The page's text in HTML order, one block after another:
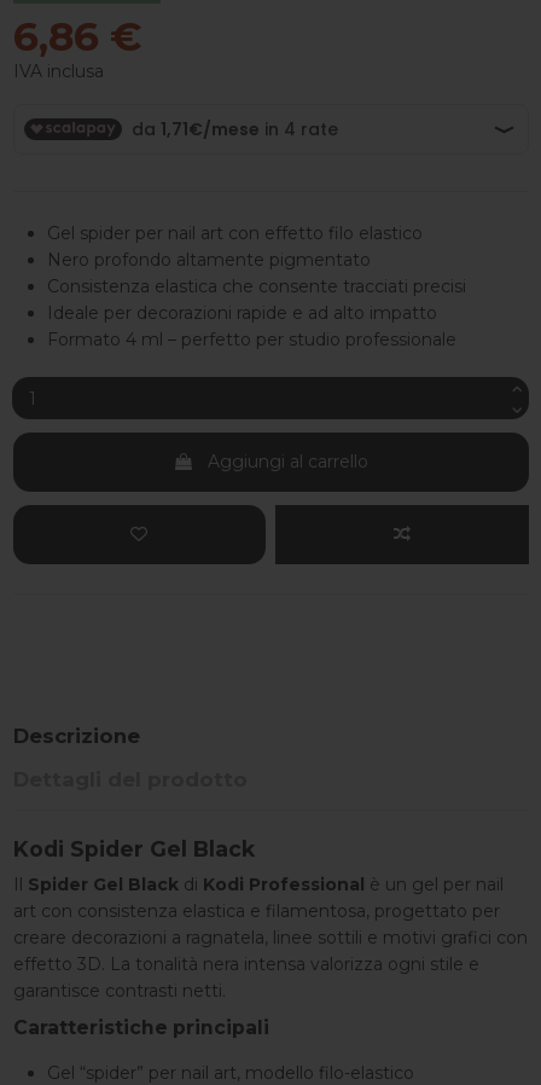
6,86 €
IVA inclusa
Gel spider per nail art con effetto filo elastico
Nero profondo altamente pigmentato
Consistenza elastica che consente tracciati precisi
Ideale per decorazioni rapide e ad alto impatto
Formato 4 ml – perfetto per studio professionale
Aggiungi al carrello
Descrizione
Kodi Spider Gel Black
Il Spider Gel Blackdi Kodi Professional è un gel per nail
art con consistenza elastica e filamentosa, progettato per
creare decorazioni a ragnatela, linee sottili e motivi grafici con
effetto 3D. La tonalità nera intensa valorizza ogni stile e
garantisce contrasti netti.
Caratteristiche principali
Gel “spider” per nail art, modello filo-elastico